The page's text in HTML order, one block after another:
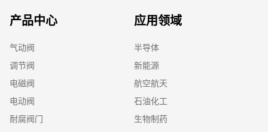
产品中心
气动阀
调节阀
电磁阀
电动阀
耐腐阀门
应用领域
半导体
新能源
航空航天
石油化工
生物制药